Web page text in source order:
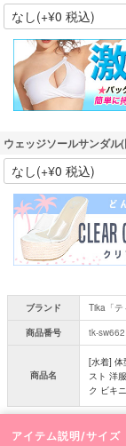
ウェッジソールサンダル
ブランド
Tika「テ
商品番号
tk-
商品名
[水着] 体
スト 洋
ク ビキ
アイテム説明/サイズ